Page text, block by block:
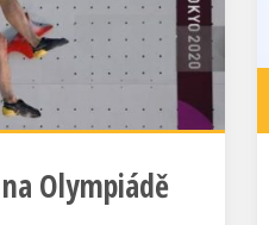
Olympiádě